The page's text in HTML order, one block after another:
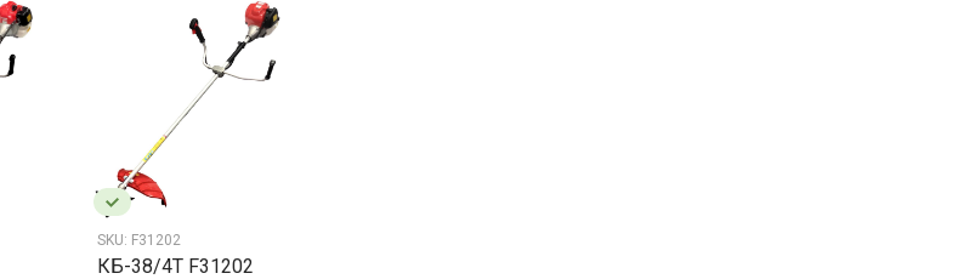
SKU: F31202
КБ-38/4Т F31202